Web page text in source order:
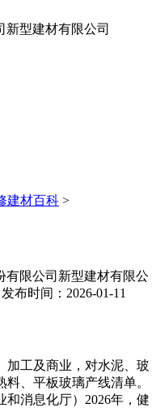
建材百科 >
有限公司新型建材有限公
发布时间：2026-01-11
工及商业，对水泥、玻
、平板玻璃产线清单。
消息化厅）2026年，健